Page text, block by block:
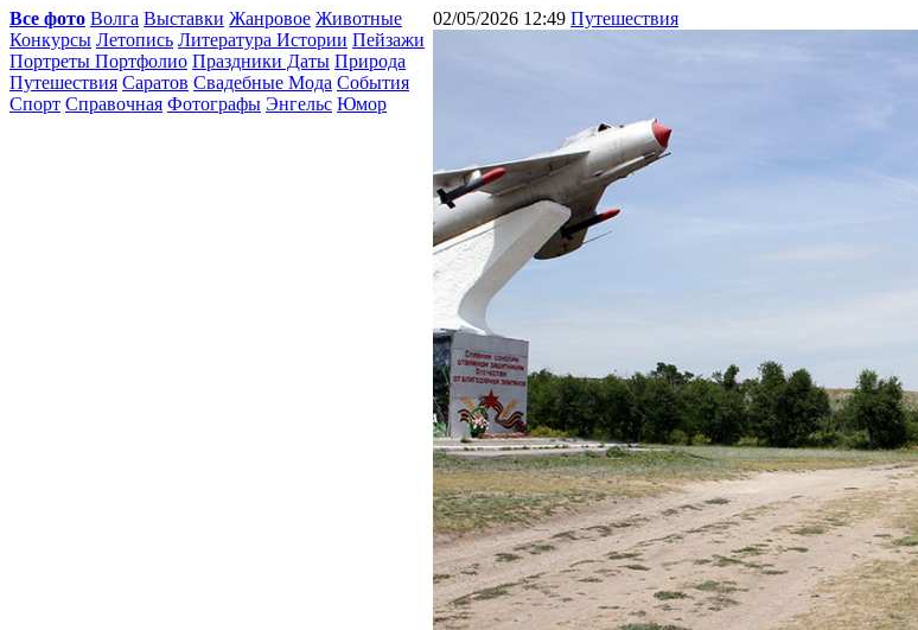
Все фото Волга Выставки Жанровое Животные
Конкурсы Летопись Литература Истории Пейзажи
Портреты Портфолио Праздники Даты Природа
Путешествия Саратов Свадебные Мода События
Спорт Справочная Фотографы Энгельс Юмор
02/05/2026 12:49 Путешествия